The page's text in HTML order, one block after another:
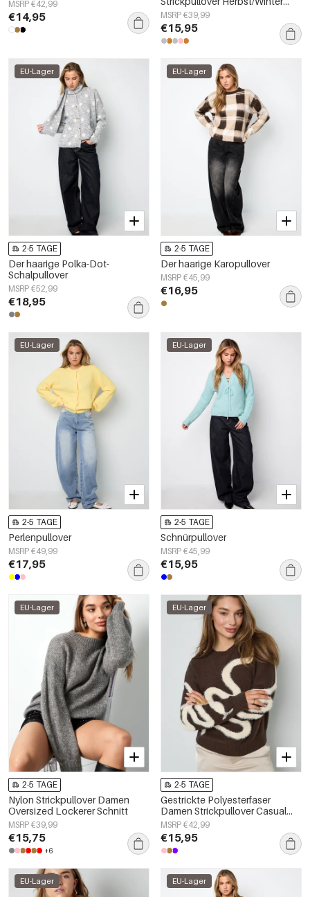
MSRP €42,99
€14,95
Farbkontrast
MSRP €39,99
€15,95
EU-Lager
2-5 TAGE
Der haarige Polka-Dot-
Schalpullover
MSRP €52,99
€18,95
EU-Lager
2-5 TAGE
Der haarige Karopullover
MSRP €45,99
€16,95
EU-Lager
2-5 TAGE
Perlenpullover
MSRP €49,99
€17,95
EU-Lager
2-5 TAGE
Schnürpullover
MSRP €45,99
€15,95
EU-Lager
2-5 TAGE
Nylon Strickpullover Damen
Oversized Lockerer Schnitt
MSRP €39,99
€15,75
+6
EU-Lager
2-5 TAGE
Gestrickte Polyesterfaser
Damen Strickpullover Casual
Farbkontrast
MSRP €42,99
€15,95
EU-Lager EU-Lager